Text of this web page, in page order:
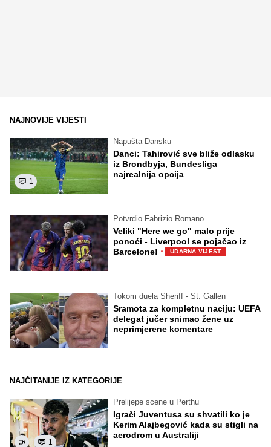
NAJNOVIJE VIJESTI
1
Napušta Dansku
Danci: Tahirović sve bliže odlasku
iz Brondbyja, Bundesliga
najrealnija opcija
Potvrdio Fabrizio Romano
Veliki "Here we go" malo prije
ponoći - Liverpool se pojačao iz
Barcelone! · UDARNA VIJEST
Tokom duela Sheriff - St. Gallen
Sramota za kompletnu naciju: UEFA
delegat jučer snimao žene uz
neprimjerene komentare
NAJČITANIJE IZ KATEGORIJE
1
Prelijepe scene u Perthu
Igrači Juventusa su shvatili ko je
Kerim Alajbegović kada su stigli na
aerodrom u Australiji